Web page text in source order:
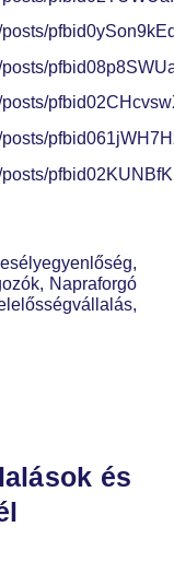
posts/
posts/
Napraforgó
és